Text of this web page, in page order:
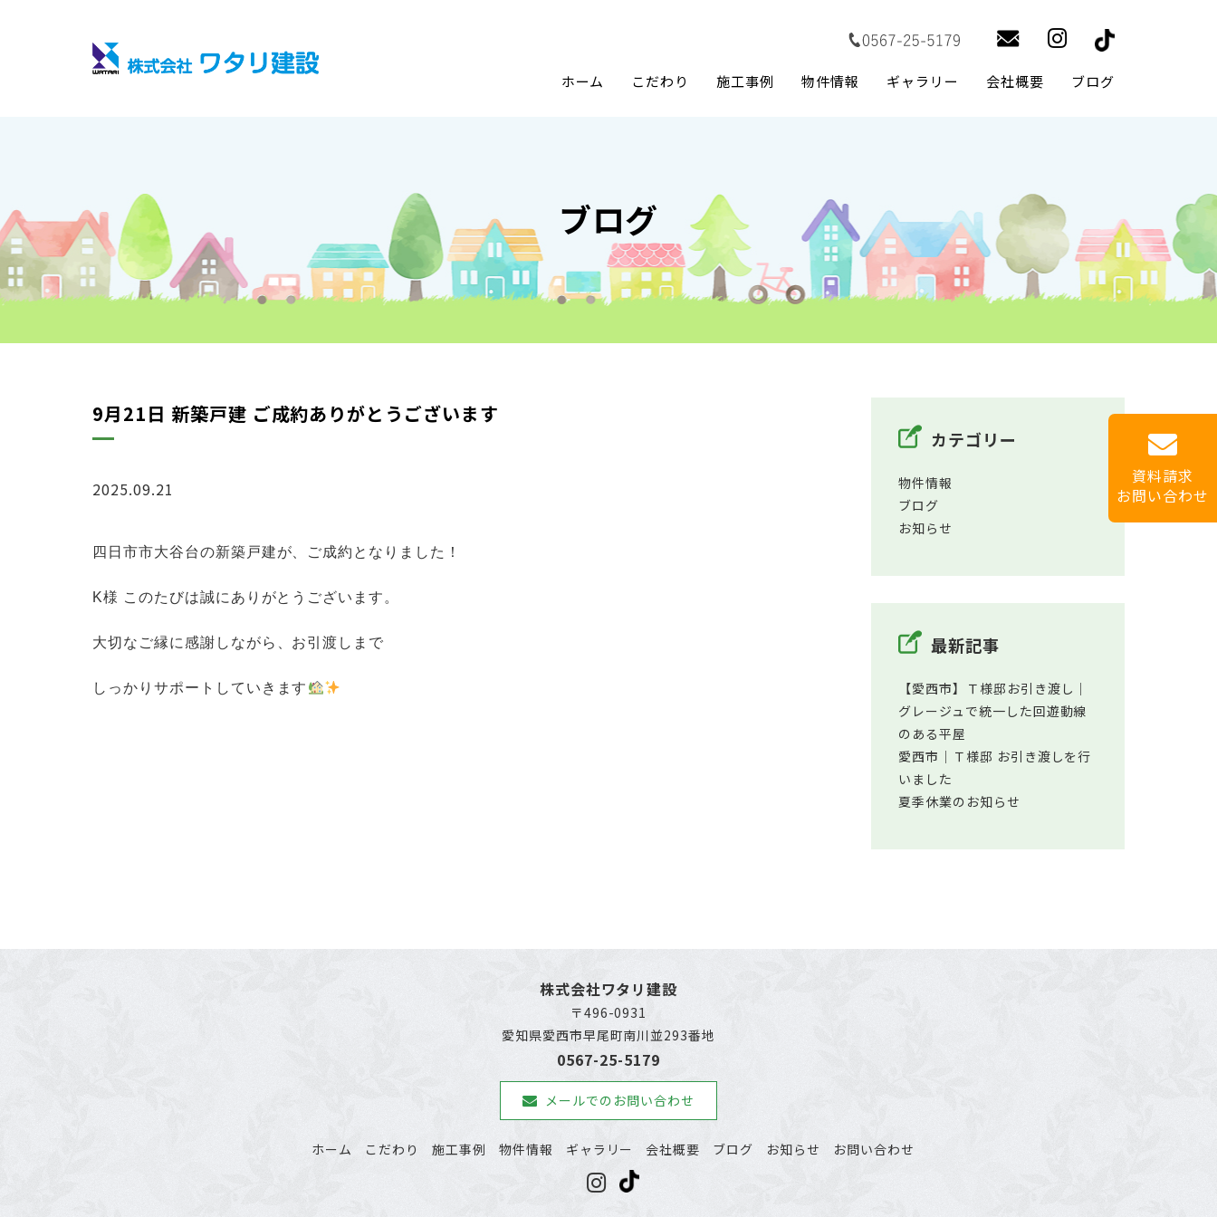
ホーム こだわり 施工事例 物件情報 ギャラリー 会社概要 ブログ
資料請求
お問い合わせ
ブログ
9月21日 新築戸建 ご成約ありがとうございます
2025.09.21
四日市市大谷台の新築戸建が、ご成約となりました！
K様 このたびは誠に ありがとうございます。
大切なご縁に感謝しながら、お引渡しまで
しっかりサポートしていきます
カテゴリー
物件情報
ブログ
お知らせ
最新記事
【愛西市】Ｔ様邸お引き渡し｜
グレージュで統一した回遊動線
のある平屋
愛西市│Ｔ様邸 お引き渡しを行
いました
夏季休業のお知らせ
株式会社ワタリ建設
〒496-0931
愛知県愛西市早尾町南川並293番地
0567-25-5179
メールでのお問い合わせ
ホーム こだわり 施工事例 物件情報 ギャラリー 会社概要 ブログ お知らせ お問い合わせ